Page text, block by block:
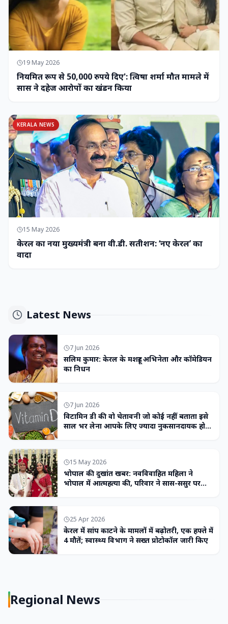
19 May 2026
नियमित रूप से 50,000 रुपये दिए': त्विषा शर्मा मौत मामले में
सास ने दहेज आरोपों का खंडन किया
KERALA NEWS
15 May 2026
केरल का नया मुख्यमंत्री बना वी.डी. सतीशन: ‘नए केरल’ का
वादा
Latest News
7 Jun 2026
सलिम कुमार: केरल के मशहूर अभिनेता और कॉमेडियन
का निधन
7 Jun 2026
विटामिन डी की वो चेतावनी जो कोई नहीं बताता इसे
साल भर लेना आपके लिए ज्यादा नुकसानदायक हो
15 May 2026
भोपाल की दुखांत खबर: नवविवाहित महिला ने
भोपाल में आत्महत्या की, परिवार ने सास-ससुर पर
25 Apr 2026
केरल में सांप काटने के मामलों में बढ़ोतरी, एक हफ्ते में
4 मौतें; स्वास्थ्य विभाग ने सख्त प्रोटोकॉल जारी किए
Regional News